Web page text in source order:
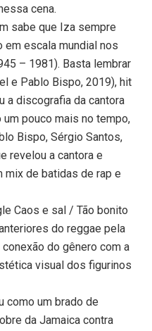
cena.
sabe que Iza sempre
escala mundial nos
– 1981). Basta lembrar
e Pablo Bispo, 2019), hit
a discografia da cantora
pouco mais no tempo,
Bispo, Sérgio Santos,
revelou a cantora e
mix de batidas de rap e
Caos e sal / Tão bonito
do reggae pela
do gênero com a
visual dos figurinos
como um brado de
da Jamaica contra